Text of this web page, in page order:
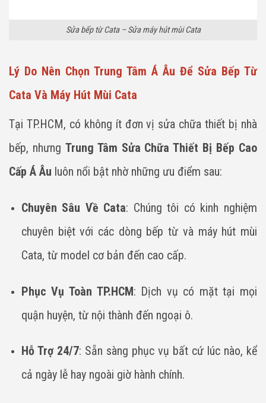
Sửa bếp từ Cata – Sửa máy hút mùi Cata
Lý Do Nên Chọn Trung Tâm Á Âu Để Sửa Bếp Từ
Cata Và Máy Hút Mùi Cata
Tại TP.HCM, có không ít đơn vị sửa chữa thiết bị nhà
bếp, nhưng Trung Tâm Sửa Chữa Thiết Bị Bếp Cao
Cấp Á Âu luôn nổi bật nhờ những ưu điểm sau:
Chuyên Sâu Về Cata: Chúng tôi có kinh nghiệm
chuyên biệt với các dòng bếp từ và máy hút mùi
Cata, từ model cơ bản đến cao cấp.
Phục Vụ Toàn TP.HCM: Dịch vụ có mặt tại mọi
quận huyện, từ nội thành đến ngoại ô.
Hỗ Trợ 24/7: Sẵn sàng phục vụ bất cứ lúc nào, kể
cả ngày lễ hay ngoài giờ hành chính.